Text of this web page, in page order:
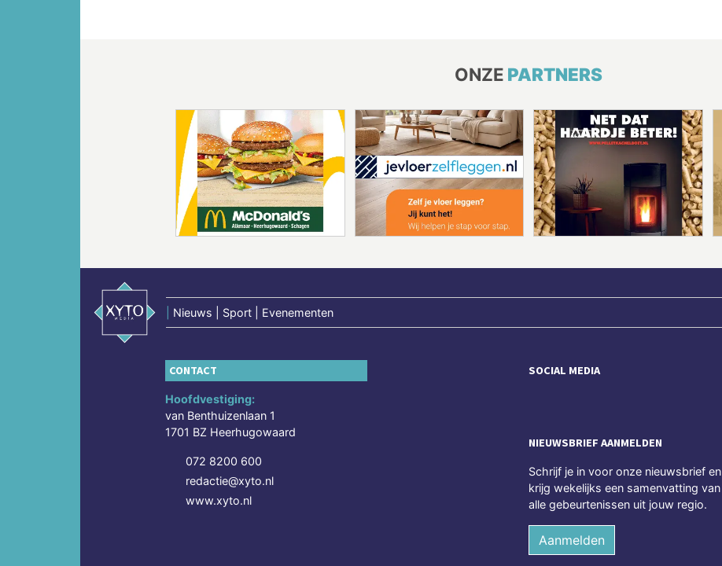
ONZE PARTNERS
Nieuws | Sport | Evenementen
CONTACT
Hoofdvestiging:
van Benthuizenlaan 1
1701 BZ Heerhugowaard
072 8200 600
redactie@xyto.nl
www.xyto.nl
SOCIAL MEDIA
NIEUWSBRIEF AANMELDEN
Schrijf je in voor onze nieuwsbrief en
krijg wekelijks een samenvatting van
alle gebeurtenissen uit jouw regio.
Aanmelden